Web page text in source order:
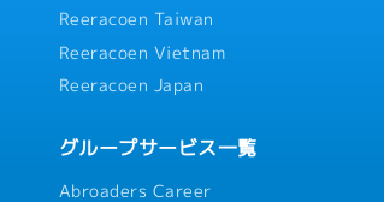
Reeracoen Taiwan
Reeracoen Vietnam
Reeracoen Japan
グループサービス一覧
Abroaders Career